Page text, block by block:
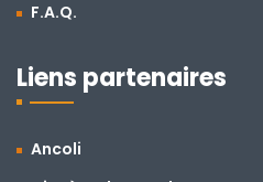
F.A.Q.
Liens partenaires
Ancoli